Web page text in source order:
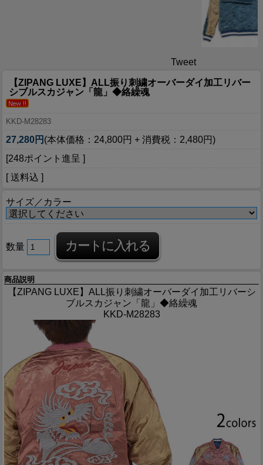
Tweet
【ZIPANG LUXE】ALL振り刺繍オーバーダイ加工リバー
シブルスカジャン「龍」◆絡繰魂
KKD-M28283
27,280円 (本体価格：24,800円 + 消費税：2,480円)
[248ポイント進呈 ]
[ 送料込 ]
サイズ／カラー
数量
商品説明
【ZIPANG LUXE】ALL振り刺繍オーバーダイ加工リバーシ
ブルスカジャン「龍」◆絡繰魂
KKD-M28283